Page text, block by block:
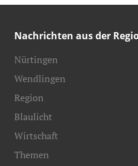
Veranstalter:
8 Uhr
Nachrichten aus der
Nürtingen
Wendlingen
Region
Blaulicht
Wirtschaft
Themen